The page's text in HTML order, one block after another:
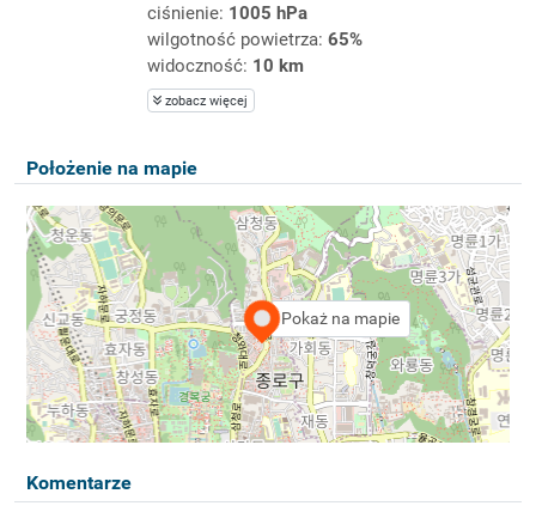
ciśnienie: 1005 hPa
wilgotność powietrza: 65%
widoczność: 10 km
zobacz więcej
Położenie na mapie
Pokaż na mapie
Komentarze